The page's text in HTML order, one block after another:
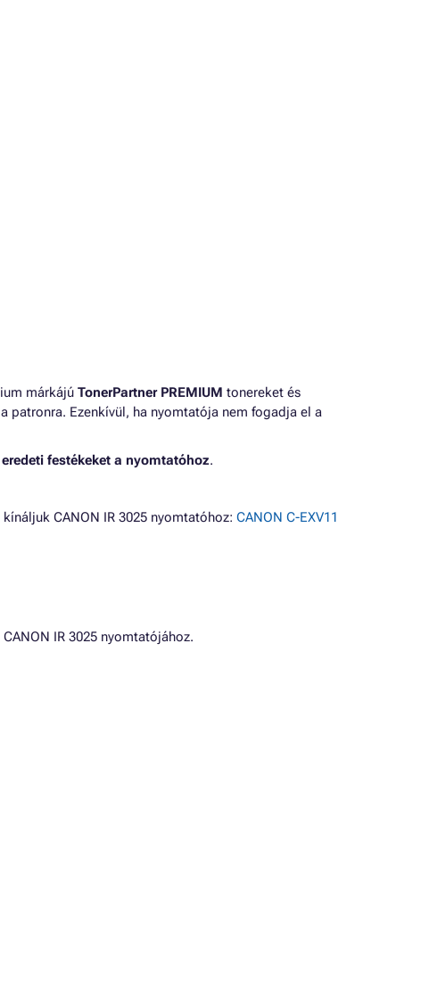
márkájú TonerPartner PREMIUM tonereket és
a patronra. Ezenkívül, ha nyomtatója nem fogadja el a
eredeti festékeket a nyomtatóhoz.
CANON IR 3025 nyomtatóhoz: CANON C-EXV11
IR 3025 nyomtatójához.